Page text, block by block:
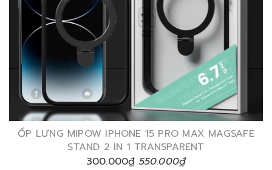
ỐP LƯNG MIPOW IPHONE 15 PRO MAX MAGSAFE
STAND 2 IN 1 TRANSPARENT
300.000₫ 550.000₫